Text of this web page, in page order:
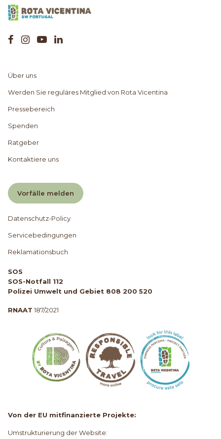
Über uns
Werden Sie reguläres Mitglied von Rota Vicentina
Pressebereich
Spenden
Ratgeber
Kontaktiere uns
Vorfälle melden
Datenschutz-Policy
Servicebedingungen
Reklamationsbuch
SOS
SOS-Notfall 112
Polizei Umwelt und Gebiet 808 200 520
RNAAT 187/2021
Von der EU mitfinanzierte Projekte:
Umstrukturierung der Website: